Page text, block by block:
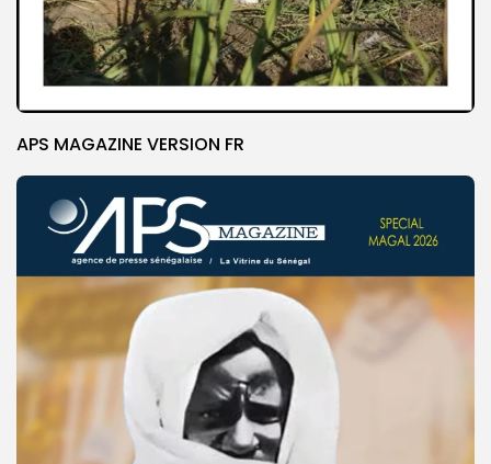
APS MAGAZINE VERSION FR